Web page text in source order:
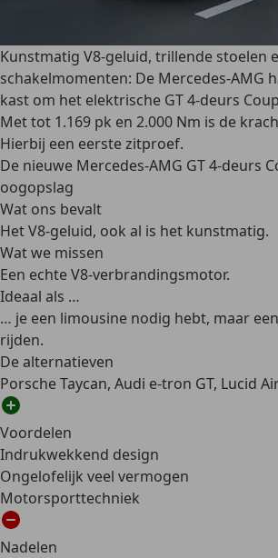
Kunstmatig V8-geluid, trillende stoelen
schakelmomenten: De Mercedes-AMG
kast om het elektrische GT 4-deurs
Met tot 1.169 pk en 2.000 Nm is de
Hierbij een eerste zitproef.
De nieuwe Mercedes-AMG GT 4-deurs
oogopslag
Wat ons bevalt
Het V8-geluid, ook al is het kunstmatig.
Wat we missen
Een echte V8-verbrandingsmotor.
Ideaal als …
… je een limousine nodig hebt, maar
rijden.
De alternatieven
Porsche Taycan, Audi e-tron GT, Lucid
Voordelen
Indrukwekkend design
Ongelofelijk veel vermogen
Motorsporttechniek
Nadelen